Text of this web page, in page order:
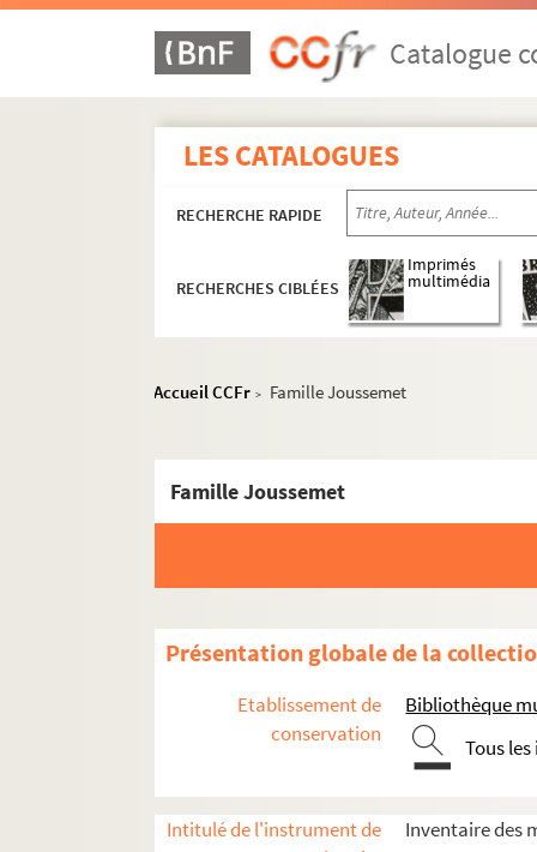
Catalogue
LES CATALOGUES
RECHERCHE RAPIDE
RECHERCHES CIBLÉES
Imprimés
multimédia
Accueil CCFr > Famille Joussemet
Famille Joussemet
Présentation globale de la
Etablissement de
conservation
Bibliothèque
Tous
Intitulé de l'instrument de
Inventaire des
Première partie - Documents antérieurs à la